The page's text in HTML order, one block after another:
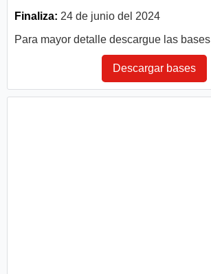
Finaliza: 24 de junio del 2024
Para mayor detalle descargue las bases
Descargar bases